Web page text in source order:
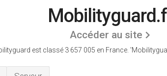
Accéder au site
est classé 3 657 005 en France.